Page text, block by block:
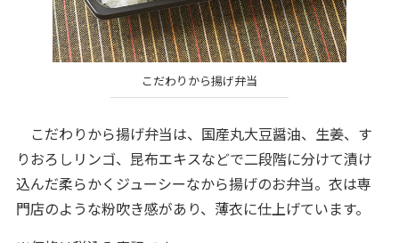
こだわりから揚げ弁当
こだわりから揚げ弁当は、国産丸大豆醤油、生姜、す
りおろしリンゴ、昆布エキスなどで二段階に分けて漬け
込んだ柔らかくジューシーなから揚げのお弁当。衣は専
門店のような粉吹き感があり、薄衣に仕上げています。